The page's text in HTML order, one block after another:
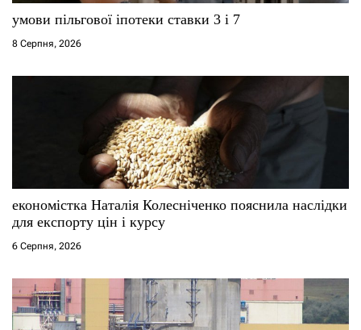
умови пільгової іпотеки ставки 3 і 7
8 Серпня, 2026
економістка Наталія Колесніченко пояснила наслідки
для експорту цін і курсу
6 Серпня, 2026